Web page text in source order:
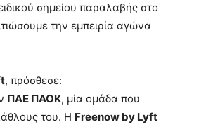
σημείου παραλαβής στο
την εμπειρία αγώνα
, πρόσθεσε:
ΠΑΕ ΠΑΟΚ, μία ομάδα που
του. Η Freenow by Lyft